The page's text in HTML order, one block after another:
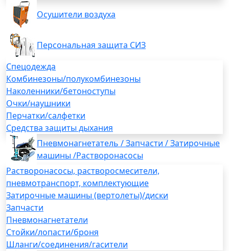
Осушители воздуха
Персональная защита СИЗ
Спецодежда
Комбинезоны/полукомбинезоны
Наколенники/бетоноступы
Очки/наушники
Перчатки/салфетки
Средства защиты дыхания
Пневмонагнетатель / Запчасти / Затирочные
машины /Растворонасосы
Растворонасосы, растворосмесители,
пневмотранспорт, комплектующие
Затирочные машины (вертолеты)/диски
Запчасти
Пневмонагнетатели
Стойки/лопасти/броня
Шланги/соединения/гасители